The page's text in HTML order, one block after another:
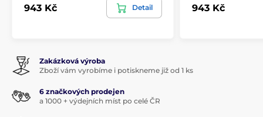
943 Kč Detail 943 Kč
Zakázková výroba
Zboží vám vyrobíme i potiskneme již od 1 ks
6 značkových prodejen
a 1000 + výdejních míst po celé ČR